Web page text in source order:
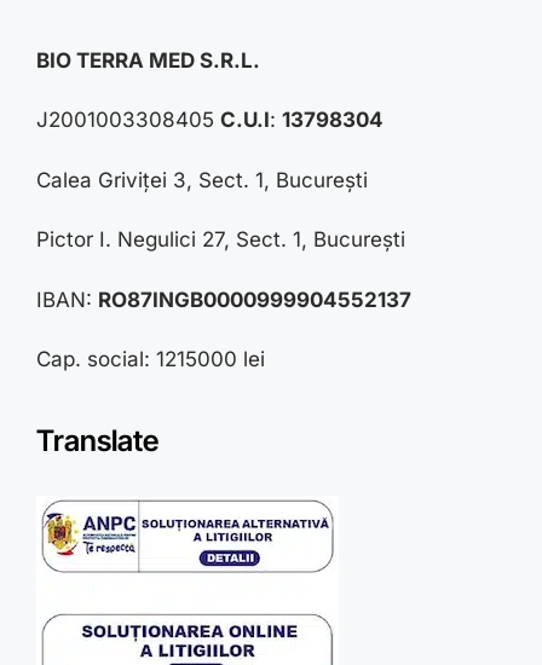
BIO TERRA MED S.R.L.
J2001003308405 C.U.I: 13798304
Calea Griviței 3, Sect. 1, București
Pictor I. Negulici 27, Sect. 1, București
IBAN: RO87INGB0000999904552137
Cap. social: 1215000 lei
Translate